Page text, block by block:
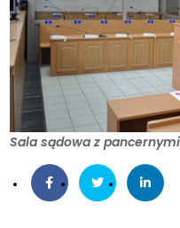
Sala sądowa z